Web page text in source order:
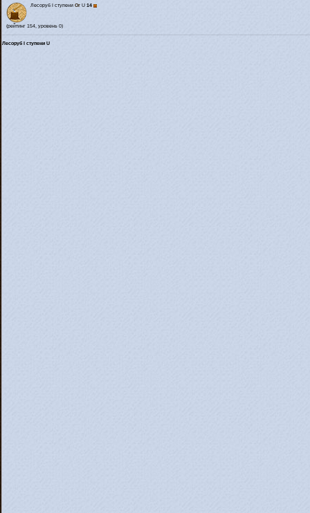
Лесоруб I ступени Or U 14
(рейтинг 154, уровень 0)
Лесоруб I ступени U